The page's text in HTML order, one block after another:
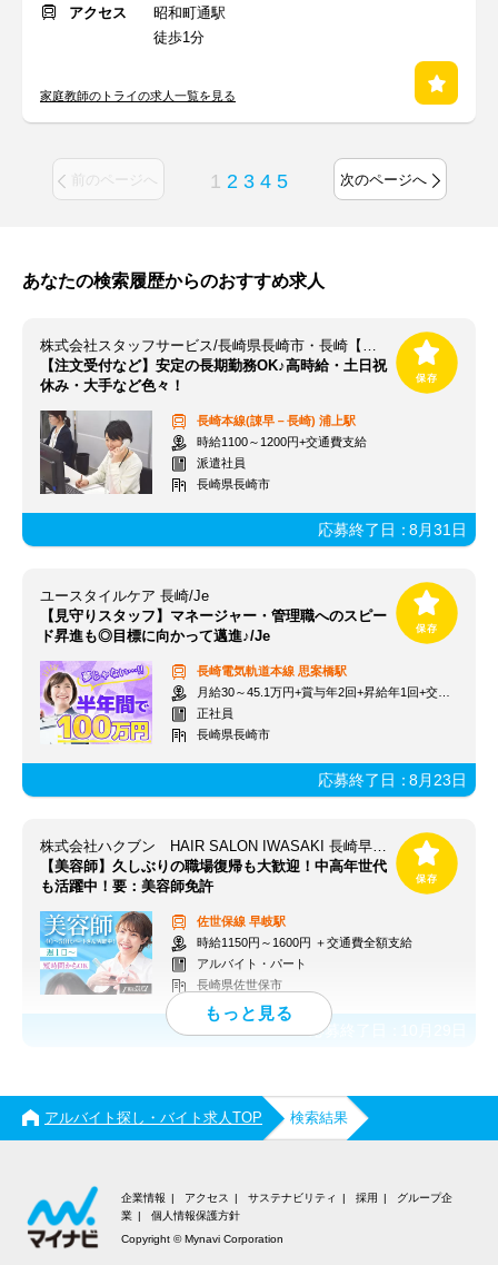
アクセス
昭和町通駅
徒歩1分
家庭教師のトライの求人一覧を見る
前のページへ 1 2 3 4 5 次のページへ
あなたの検索履歴からのおすすめ求人
株式会社スタッフサービス/長崎県長崎市・長崎【浦上駅】
【注文受付など】安定の長期勤務OK♪高時給・土日祝
休み・大手など色々！
長崎本線(諌早－長崎) 浦上駅
時給1100～1200円+交通費支給
派遣社員
長崎県長崎市
応募終了日：8月31日
ユースタイルケア 長崎/Je
【見守りスタッフ】マネージャー・管理職へのスピー
ド昇進も◎目標に向かって邁進♪/Je
長崎電気軌道本線 思案橋駅
月給30～45.1万円+賞与年2回+昇給年1回+交通費全額
正社員
長崎県長崎市
応募終了日：8月23日
株式会社ハクブン HAIR SALON IWASAKI 長崎早岐店
【美容師】久しぶりの職場復帰も大歓迎！中高年世代
も活躍中！要：美容師免許
佐世保線 早岐駅
時給1150円～1600円 ＋交通費全額支給
アルバイト・パート
長崎県佐世保市
応募終了日：
アルバイト探し・バイト求人TOP 検索結果
企業情報 アクセス サステナビリティ 採用
グループ企
業
個人情報保護方針
Copyright © Mynavi Corporation